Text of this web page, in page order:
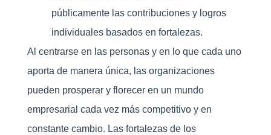
públicamente las contribuciones y logros
individuales basados en fortalezas.
Al centrarse en las personas y en lo que cada uno
aporta de manera única, las organizaciones
pueden prosperar y florecer en un mundo
empresarial cada vez más competitivo y en
constante cambio. Las fortalezas de los